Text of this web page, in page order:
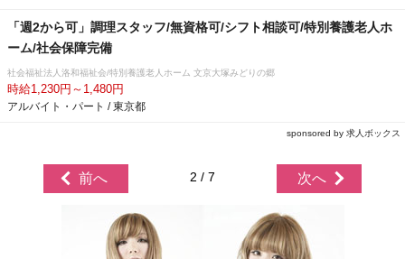
「週2から可」調理スタッフ/無資格可/シフト相談可/特別養護老人ホ
ーム/社会保障完備
社会福祉法人洛和福祉会/特別養護老人ホーム 文京大塚みどりの郷
時給1,230円～1,480円
アルバイト・パート / 東京都
sponsored by 求人ボックス
前へ 2 / 7 次へ